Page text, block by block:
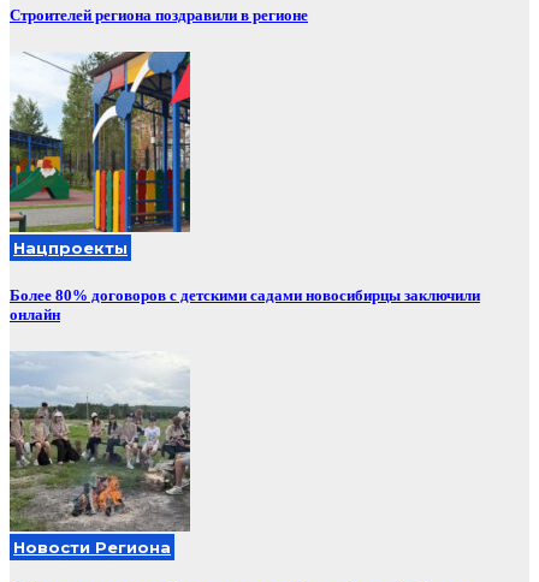
Строителей региона поздравили в регионе
Нацпроекты
Более 80% договоров с детскими садами новосибирцы заключили
онлайн
Новости Региона